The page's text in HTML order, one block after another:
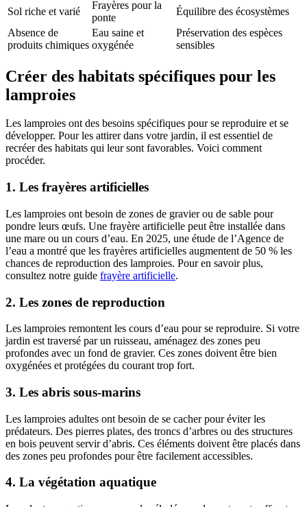
Sol riche et varié
Frayères pour la
ponte
Équilibre des écosystèmes
Absence de
produits chimiques
Eau saine et
oxygénée
Préservation des espèces
sensibles
Créer des habitats spécifiques pour les
lamproies
Les lamproies ont des besoins spécifiques pour se reproduire et se
développer. Pour les attirer dans votre jardin, il est essentiel de
recréer des habitats qui leur sont favorables. Voici comment
procéder.
1. Les frayères artificielles
Les lamproies ont besoin de zones de gravier ou de sable pour
pondre leurs œufs. Une frayère artificielle peut être installée dans
une mare ou un cours d’eau. En 2025, une étude de l’Agence de
l’eau a montré que les frayères artificielles augmentent de 50 % les
chances de reproduction des lamproies. Pour en savoir plus,
consultez notre guide frayère artificielle.
2. Les zones de reproduction
Les lamproies remontent les cours d’eau pour se reproduire. Si votre
jardin est traversé par un ruisseau, aménagez des zones peu
profondes avec un fond de gravier. Ces zones doivent être bien
oxygénées et protégées du courant trop fort.
3. Les abris sous-marins
Les lamproies adultes ont besoin de se cacher pour éviter les
prédateurs. Des pierres plates, des troncs d’arbres ou des structures
en bois peuvent servir d’abris. Ces éléments doivent être placés dans
des zones peu profondes pour être facilement accessibles.
4. La végétation aquatique